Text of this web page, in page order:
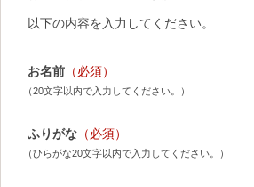
以下の内容を入力してください。
お名前 （必須）
（20文字以内で入力してください。）
ふりがな （必須）
（ひらがな20文字以内で入力してください。）